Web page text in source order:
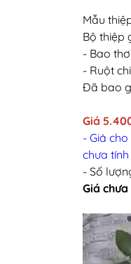
Mẫu
Bộ thiệp
- Bao
- Ruột
Đã bao
Giá
- Giá
chưa
- Số
Giá